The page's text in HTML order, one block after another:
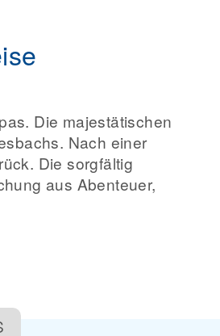
Die majestätischen
Nach einer
Die sorgfältig
aus Abenteuer,